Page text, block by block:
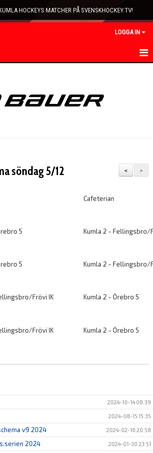
HOCKEYS MATCHER PÅ SVENSKHOCKEY.TV!
LOGGA IN
>
<
söndag 5/12
Cafeterian
5 Kumla 2 - Fellingsbro/
5 Kumla 2 - Fellingsbro/
Frövi IK Kumla 2 - Örebro 5
Frövi IK Kumla 2 - Örebro 5
2024-10-14 08:39
2024-08-15 15:35
v9 2024 2024-02-16 20:58
2024 2024-01-30 23:51